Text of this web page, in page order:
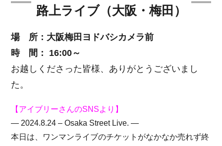
路上ライブ（大阪・梅田）
場 所：大阪梅田ヨドバシカメラ前
時 間： 16:00～
お越しくださった皆様、ありがとうございまし
た。
【アイブリーさんのSNSより】
— 2024.8.24 – Osaka Street Live. —
本日は、ワンマンライブのチケットがなかなか売れず終